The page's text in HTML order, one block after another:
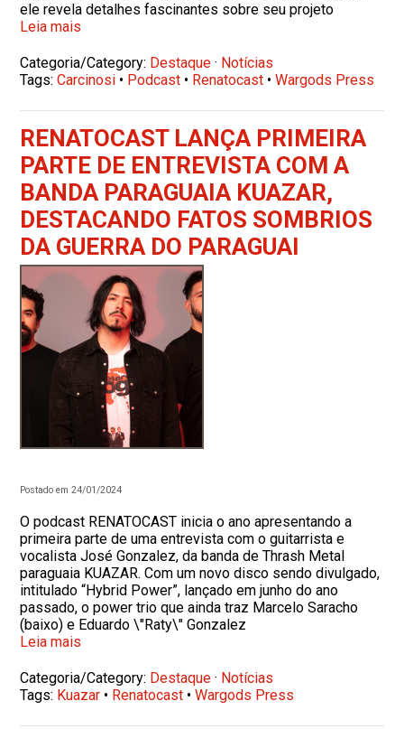
ele revela detalhes fascinantes sobre seu projeto
Leia mais
Categoria/Category: Destaque · Notícias
Tags:Carcinosi • Podcast • Renatocast •Wargods Press
RENATOCAST LANÇA PRIMEIRA
PARTE DE ENTREVISTA COM A
BANDA PARAGUAIA KUAZAR,
DESTACANDO FATOS SOMBRIOS
DA GUERRA DO PARAGUAI
Postado em 24/01/2024
O podcast RENATOCAST inicia o ano apresentando a
primeira parte de uma entrevista com o guitarrista e
vocalista José Gonzalez, da banda de Thrash Metal
paraguaia KUAZAR. Com um novo disco sendo divulgado,
intitulado “Hybrid Power”, lançado em junho do ano
passado, o power trio que ainda traz Marcelo Saracho
(baixo) e Eduardo \"Raty\" Gonzalez
Leia mais
Categoria/Category: Destaque · Notícias
Tags: Kuazar • Renatocast •Wargods Press